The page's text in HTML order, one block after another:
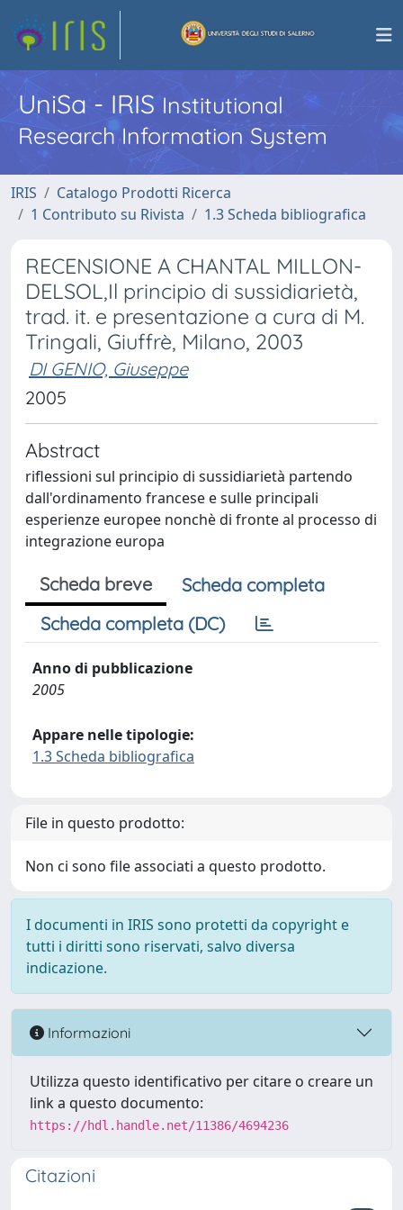
UniSa - IRISInstitutional
Research Information System
IRIS
Catalogo Prodotti Ricerca
1 Contributo su Rivista
1.3 Scheda bibliografica
RECENSIONE A CHANTAL MILLON-
DELSOL,Il principio di sussidiarietà,
trad. it. e presentazione a cura di M.
Tringali, Giuffrè, Milano, 2003
DI GENIO, Giuseppe
2005
Abstract
riflessioni sul principio di sussidiarietà partendo
dall'ordinamento francese e sulle principali
esperienze europee nonchè di fronte al processo di
integrazione europa
Scheda breve
Scheda completa
Scheda completa (DC)
Anno di pubblicazione
2005
Appare nelle tipologie:
1.3 Scheda bibliografica
File in questo prodotto:
Non ci sono file associati a questo prodotto.
I documenti in IRIS sono protetti da copyright e
tutti i diritti sono riservati, salvo diversa
indicazione.
Informazioni
Utilizza questo identificativo per citare o creare un
link a questo documento:
https://hdl.handle.net/11386/4694236
Citazioni